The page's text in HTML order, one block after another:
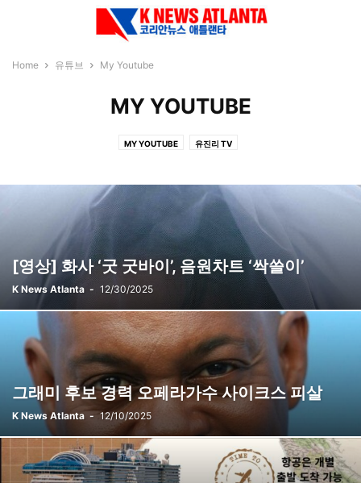
Home 유튜브 My Youtube
MY YOUTUBE
MY YOUTUBE 유진리 TV
[영상] 화사 ‘굿 굿바이’, 음원차트 ‘싹쓸이’
K News Atlanta - 12/30/2025
그래미 후보 경력 오페라가수 사이크스 피살
K News Atlanta - 12/10/2025